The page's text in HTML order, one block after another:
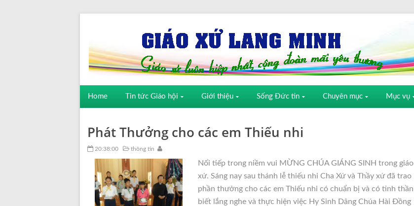
Home Tin tức Giáo hội Giới thiệu Sống Đức tin Chuyên mục Mục vụ
Phát Thưởng cho các em Thiếu nhi
20:38:00 thông tin
Nối tiếp trong niềm vui MỪNG CHÚA GIÁNG SINH trong giáo
xứ. Sáng nay sau thánh lễ thiếu nhi Cha Xứ và Thầy xứ đã trao
phần thưởng cho các em Thiếu nhi có chuẩn bị và có tinh thần
biết lắng nghe và thực hiện việc Hy Sinh Dâng Chúa Hài Đồng